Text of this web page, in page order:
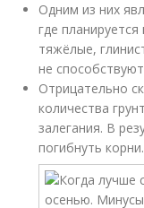
Одним из них
где
тяжёлые,
не
Отрицательно
количества
залегания. В
погибнуть корни.